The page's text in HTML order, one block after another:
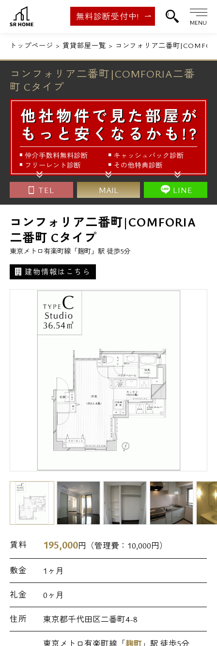
無料診断受付中!
MENU
トップページ 賃貸部屋一覧 コンフォリア二番町
コンフォリア二番町|COMFORIA二番
町 Cタイプ
TEL MAIL LINE
コンフォリア二番町|COMFORIA
二番町 Cタイプ
東京メトロ有楽町線「麹町」駅 徒歩5分
建物情報はこちら
賃料 195,000円（管理費： 10,000円）
敷金 1ヶ月
礼金 0ヶ月
住所 東京都千代田区二番町4-8
東京メトロ有楽町線「麹町 」駅 徒歩5分